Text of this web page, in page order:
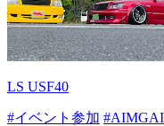
LS USF40
#イベント参加